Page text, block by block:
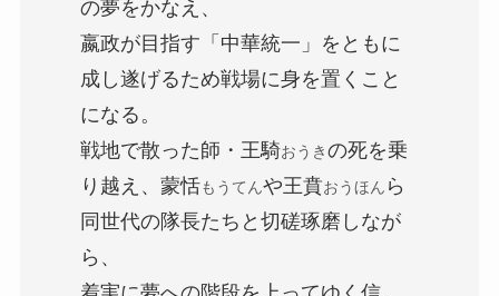
の夢をかなえ、
嬴政が目指す「中華統一」をともに
成し遂げるため戦場に身を置くこと
になる。
戦地で散った師・王騎おうきの死を乗
り越え、蒙恬もうてんや王賁おうほん ら
同世代の隊長たちと切磋琢磨しなが
ら、